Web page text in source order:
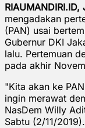
RIAUMANDIRI.ID,
mengadakan
(PAN) usai
Gubernur DKI
lalu. Pertemuan
pada akhir
"Kita akan ke
ingin merawat
NasDem Willy
Sabtu (2/11/2019).